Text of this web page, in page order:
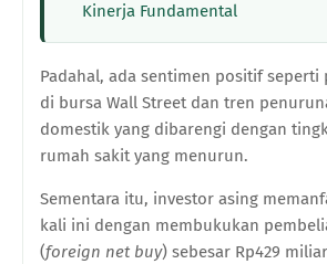
Kinerja Fundamental
Padahal, ada sentimen positif seperti
di bursa Wall Street dan tren
domestik yang dibarengi dengan
rumah sakit yang menurun.
Sementara itu, investor asing
kali ini dengan membukukan
(foreign net buy) sebesar Rp429